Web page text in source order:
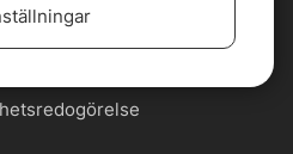
Privacy policy